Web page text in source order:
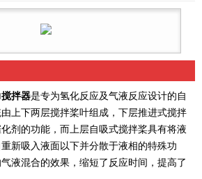
拌器是专为氢化反应及气液反应设计的自
上下两层搅拌桨叶组成，下层推进式搅拌
剂的功能，而上层自吸式搅拌桨具有将液
新吸入液面以下并分散于液相的特殊功
液混合的效果，缩短了反应时间，提高了